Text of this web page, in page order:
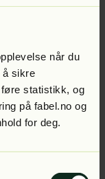
når du
å sikre
statistikk, og
på fabel.no og
for deg.